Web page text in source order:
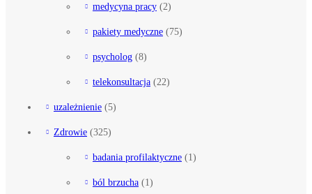
medycyna pracy (2)
pakiety medyczne (75)
psycholog (8)
telekonsultacja (22)
uzależnienie (5)
Zdrowie (325)
badania profilaktyczne (1)
ból brzucha (1)